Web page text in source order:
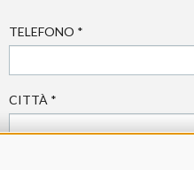
TELEFONO *
CITTÀ *